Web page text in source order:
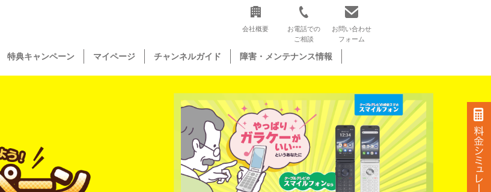
会社概要
お電話での
ご相談
お問い合わせ
フォーム
特典キャンペーン マイページ チャンネルガイド 障害・メンテナンス情報